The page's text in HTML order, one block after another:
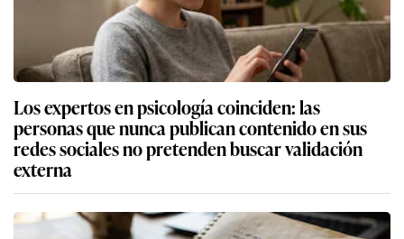
Los expertos en psicología coinciden: las
personas que nunca publican contenido en sus
redes sociales no pretenden buscar validación
externa